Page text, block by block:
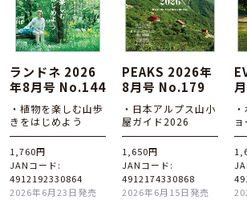
ランドネ 2026
年8月号 No.144
・植物を楽しむ山歩
きをはじめよう
1,760円
JANコード:
4912192330864
2026年6月23日発売
PEAKS 2026年
8月号 No.179
・日本アルプス山小
屋ガイド2026
1,650円
JANコード:
4912174330868
2026年6月15日発売